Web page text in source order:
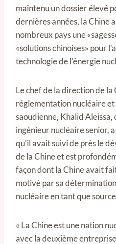
maintenu un dossier élevé
dernières années, la Chine
nombreux pays une
«solutions chinoises» pour
technologie de l'énergie
Le chef de la direction de la
réglementation nucléaire
saoudienne, Khalid Aleissa,
ingénieur nucléaire senior,
qu'il avait suivi de près le
de la Chine et est
façon dont la Chine avait
motivé par sa
nucléaire en tant que
« La Chine est une nation
avec la deuxième